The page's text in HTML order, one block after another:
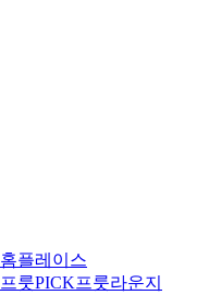
홈플레이스
프룻PICK프룻라운지